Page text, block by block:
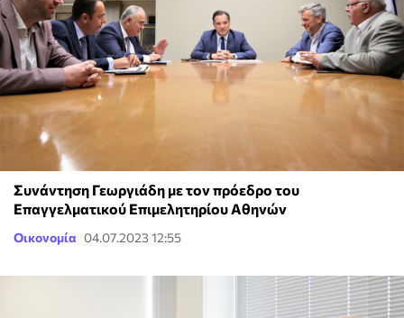
Συνάντηση Γεωργιάδη με τον πρόεδρο του
Επαγγελματικού Επιμελητηρίου Αθηνών
Οικονομία 04.07.2023 12:55